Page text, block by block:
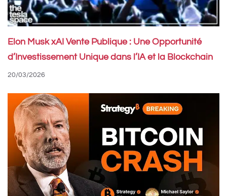
Elon Musk xAI Vente Publique : Une Opportunité
d’Investissement Unique dans l’IA et la Blockchain
20/03/2026